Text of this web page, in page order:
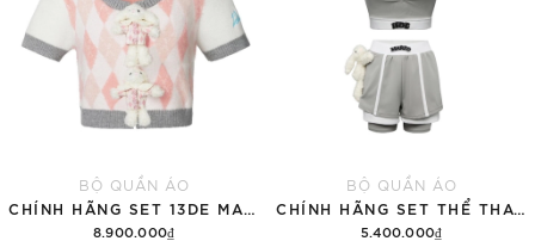
BỘ QUẦN ÁO
8.900.000₫
BỘ QUẦN ÁO
5.400.000₫